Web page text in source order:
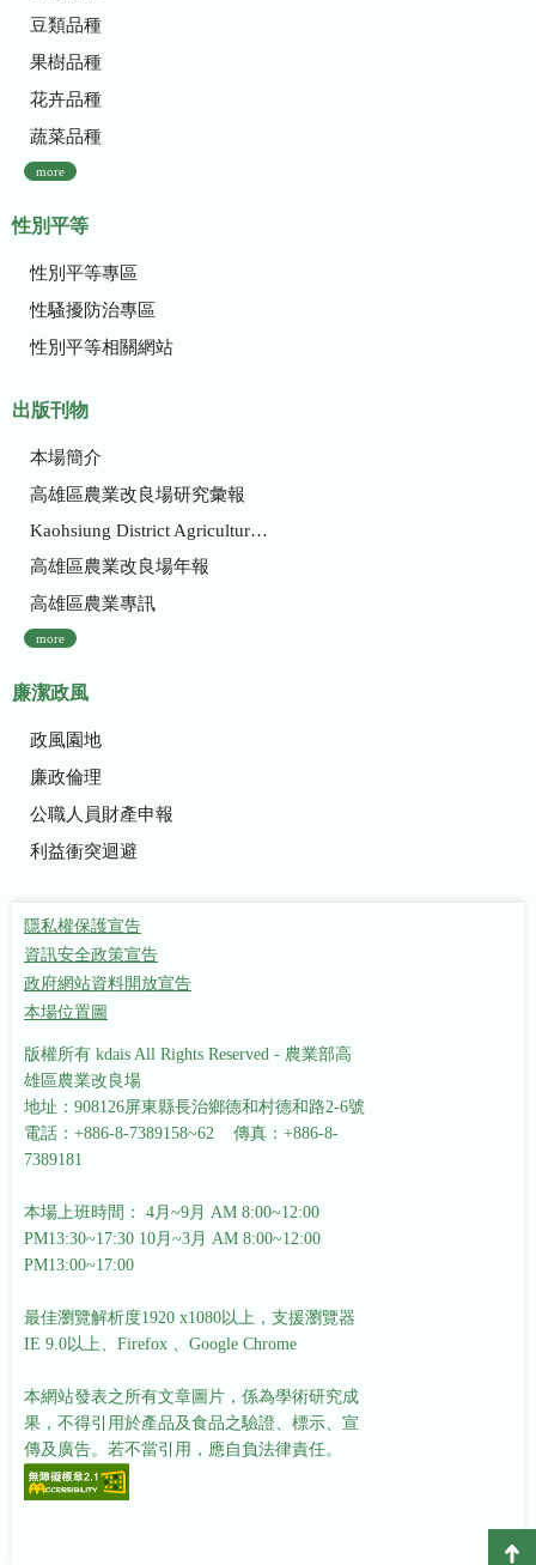
豆類品種
果樹品種
花卉品種
蔬菜品種
more
性別平等
性別平等專區
性騷擾防治專區
性別平等相關網站
出版刊物
本場簡介
高雄區農業改良場研究彙報
Kaohsiung District Agricultural Research and Extension Station
高雄區農業改良場年報
高雄區農業專訊
more
廉潔政風
政風園地
廉政倫理
公職人員財產申報
利益衝突迴避
隱私權保護宣告
資訊安全政策宣告
政府網站資料開放宣告
本場位置圖
版權所有 kdais All Rights Reserved - 農業部高
雄區農業改良場
地址：908126屏東縣長治鄉德和村德和路2-6號
電話：+886-8-7389158~62 傳真：+886-8-
7389181
本場上班時間： 4月~9月 AM 8:00~12:00
PM13:30~17:30 10月~3月 AM 8:00~12:00
PM13:00~17:00
最佳瀏覽解析度1920 x1080以上，支援瀏覽器
IE 9.0以上、Firefox 、Google Chrome
本網站發表之所有文章圖片，係為學術研究成
果，不得引用於產品及食品之驗證、標示、宣
傳及廣告。若不當引用，應自負法律責任。